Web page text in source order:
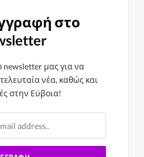
στο
newsletter μας για να
νέα, καθώς και
στην Εϋβοια!